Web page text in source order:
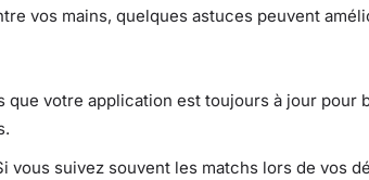
vos mains, quelques astuces peuvent
que votre application est toujours à jour pour
vous suivez souvent les matchs lors de vos